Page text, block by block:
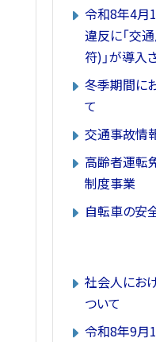
令和8年4月
違反に「交
符)」が導入
冬季期間に
て
交通事故情
高齢者運転
制度事業
自転車の安
社会人にお
ついて
令和8年9月